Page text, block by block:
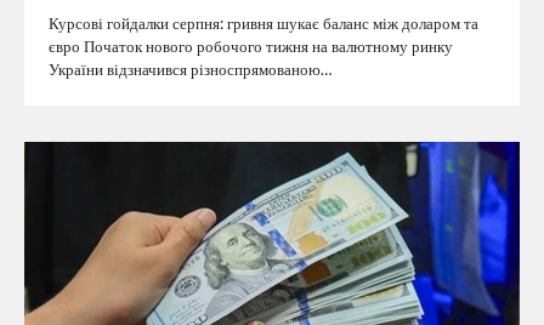
Курсові гойдалки серпня: гривня шукає баланс між доларом та
євро Початок нового робочого тижня на валютному ринку
України відзначився різноспрямованою…